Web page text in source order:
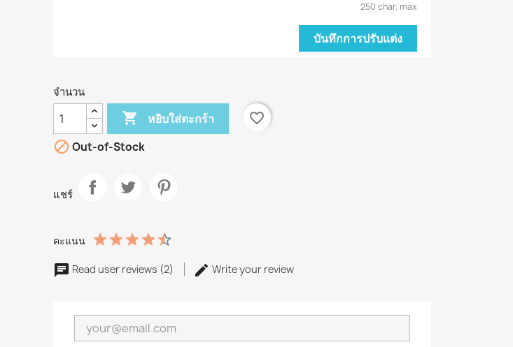
250 char. max
บันทึกการปรับแต่ง
จำนวน
 หยิบใส่ตะกร้า
favorite_border
 Out-of-Stock
แชร์
คะแนน
Read user reviews (2) Write your review